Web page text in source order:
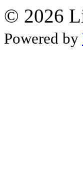
© 2026
Powered by